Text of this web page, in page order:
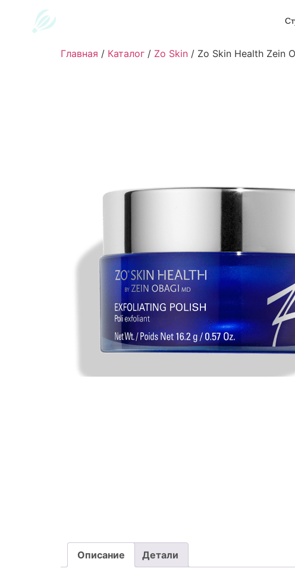
Главная / Каталог / Zo Skin / Zo Skin Health Zein
Описание Детали